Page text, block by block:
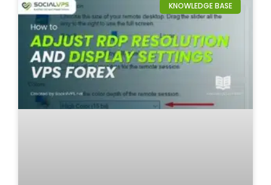
KNOWLEDGE BASE